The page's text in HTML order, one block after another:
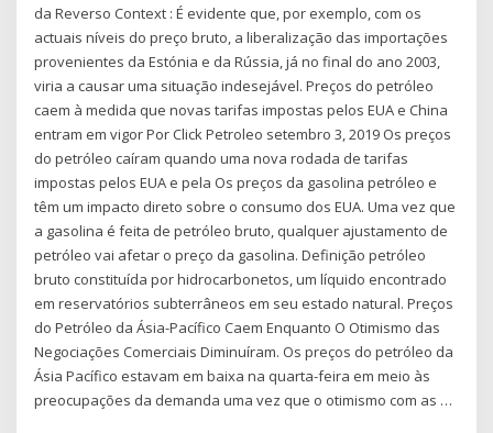
da Reverso Context : É evidente que, por exemplo, com os
actuais níveis do preço bruto, a liberalização das importações
provenientes da Estónia e da Rússia, já no final do ano 2003,
viria a causar uma situação indesejável. Preços do petróleo
caem à medida que novas tarifas impostas pelos EUA e China
entram em vigor Por Click Petroleo setembro 3, 2019 Os preços
do petróleo caíram quando uma nova rodada de tarifas
impostas pelos EUA e pela Os preços da gasolina petróleo e
têm um impacto direto sobre o consumo dos EUA. Uma vez que
a gasolina é feita de petróleo bruto, qualquer ajustamento de
petróleo vai afetar o preço da gasolina. Definição petróleo
bruto constituída por hidrocarbonetos, um líquido encontrado
em reservatórios subterrâneos em seu estado natural. Preços
do Petróleo da Ásia-Pacífico Caem Enquanto O Otimismo das
Negociações Comerciais Diminuíram. Os preços do petróleo da
Ásia Pacífico estavam em baixa na quarta-feira em meio às
preocupações da demanda uma vez que o otimismo com as …